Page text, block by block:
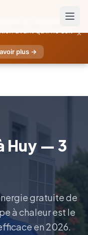
30 septembre
plus →
×
Huy — 3
gratuite de
à chaleur est le
en 2026.